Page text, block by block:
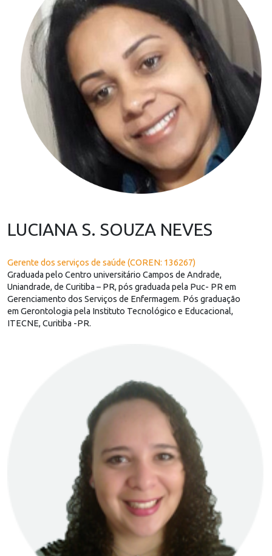
LUCIANA S. SOUZA NEVES
Gerente dos serviços de saúde (COREN: 136267)
Graduada pelo Centro universitário Campos de Andrade,
Uniandrade, de Curitiba – PR, pós graduada pela Puc- PR em
Gerenciamento dos Serviços de Enfermagem. Pós graduação
em Gerontologia pela Instituto Tecnológico e Educacional,
ITECNE, Curitiba -PR.